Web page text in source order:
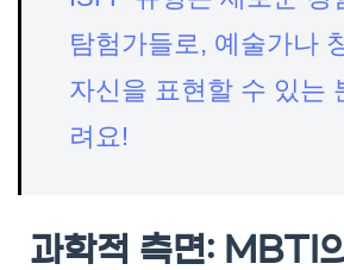
탐험가들로, 예술가나
자신을 표현할 수 있는
려요!
과학적 측면: MBTI